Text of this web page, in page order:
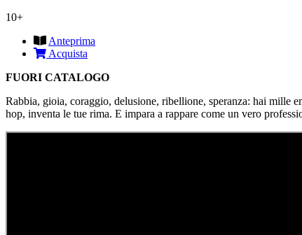
10+
Anteprima
Acquista
FUORI CATALOGO
Rabbia, gioia, coraggio, delusione, ribellione, speranza: hai mille
hop, inventa le tue rima. E impara a rappare come un vero